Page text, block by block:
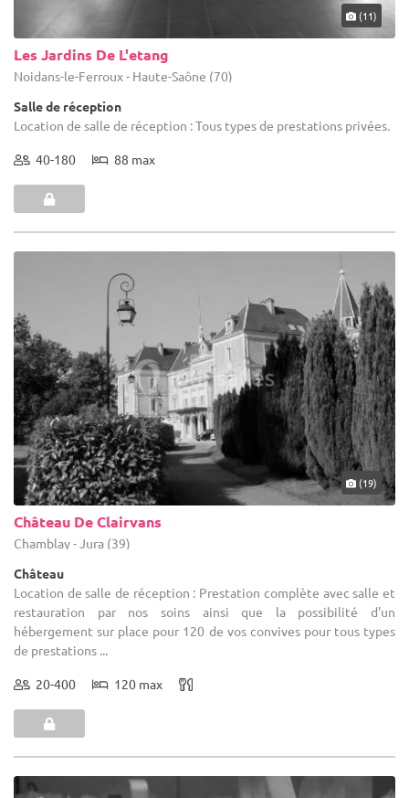
(11)
Les Jardins De L'etang
Noidans-le-Ferroux - Haute-Saône (70)
Salle de réception
Location de salle de réception : Tous types de prestations privées.
40-180 88 max
(19)
Château De Clairvans
Chamblay - Jura (39)
Château
Location de salle de réception : Prestation complète avec salle et
restauration par nos soins ainsi que la possibilité d'un
hébergement sur place pour 120 de vos convives pour tous types
de prestations ...
20-400 120 max